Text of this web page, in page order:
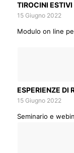
TIROCINI ESTIVI
15 Giugno 2022
Modulo on line
ESPERIENZE DI
15 Giugno 2022
Seminario e